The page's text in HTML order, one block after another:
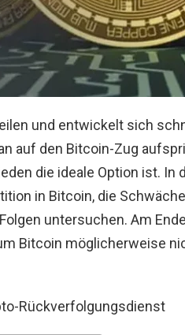
und entwickelt sich
auf den Bitcoin-Zug
die ideale Option ist. In
in Bitcoin, die
untersuchen. Am
Bitcoin möglicherweise
Rückverfolgungsdienst